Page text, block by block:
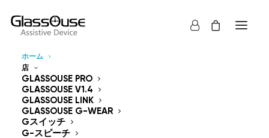
ホーム
店
GLASSOUSE PRO
GLASSOUSE V1.4
GLASSOUSE LINK
GLASSOUSE G-WEAR
Gスイッチ
G-スピーチ
制御装置
ハンズフリー